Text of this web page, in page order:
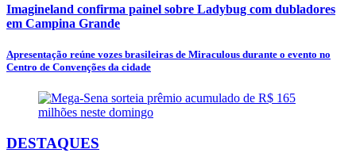
Imagineland confirma painel sobre Ladybug com dubladores
em Campina Grande
Apresentação reúne vozes brasileiras de Miraculous durante o evento no
Centro de Convenções da cidade
DESTAQUES